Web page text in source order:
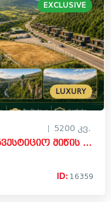
LUXURY
EXCLUSIVE
5200 კვ.
იყიდება სამშენებლო - საინვესტიციო მიწის ნაკვეთი წალკაში
ID: 16359